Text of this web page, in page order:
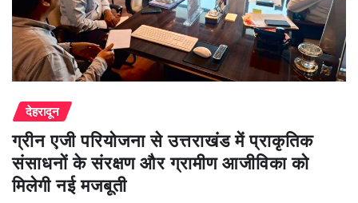
देहरादून
ग्रीन एजी परियोजना से उत्तराखंड में प्राकृतिक
संसाधनों के संरक्षण और ग्रामीण आजीविका को
मिलेगी नई मजबूती